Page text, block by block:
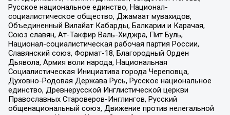
Русское национальное единство, Национал-
социалистическое общество, Джамаат мувахидов,
Объединенный Вилайат Кабарды, Балкарии и Карачая,
Союз славян, Ат-Такфир Валь-Хиджра, Пит Буль,
Национал-социалистическая рабочая партия России,
Славянский союз, Формат-18, Благородный Орден
Дьявола, Армия воли народа, Национальная
Социалистическая Инициатива города Череповца,
Духовно-Родовая Держава Русь, Русское национальное
единство, Древнерусской Инглистической церкви
Православных Староверов-Инглингов, Русский
общенациональный союз, Движение против нелегальной